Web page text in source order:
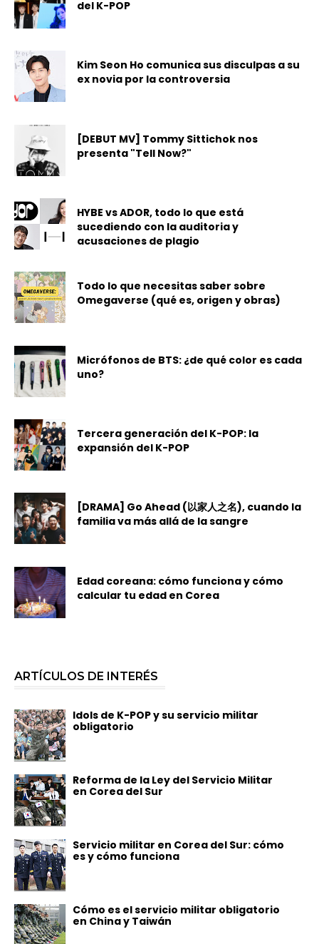
del K-POP
Kim Seon Ho comunica sus disculpas a su
ex novia por la controversia
[DEBUT MV] Tommy Sittichok nos
presenta "Tell Now?"
HYBE vs ADOR, todo lo que está
sucediendo con la auditoria y
acusaciones de plagio
Todo lo que necesitas saber sobre
Omegaverse (qué es, origen y obras)
Micrófonos de BTS: ¿de qué color es cada
uno?
Tercera generación del K-POP: la
expansión del K-POP
[DRAMA] Go Ahead (以家人之名), cuando la
familia va más allá de la sangre
Edad coreana: cómo funciona y cómo
calcular tu edad en Corea
ARTÍCULOS DE INTERÉS
Idols de K-POP y su servicio militar
obligatorio
Reforma de la Ley del Servicio Militar
en Corea del Sur
Servicio militar en Corea del Sur: cómo
es y cómo funciona
Cómo es el servicio militar obligatorio
en China y Taiwán